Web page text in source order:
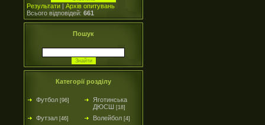
Результати | Архів опитувань
Всього відповідей: 661
Пошук
Категорії розділу
Футбол [96]
Яготинська
ДЮСШ [18]
Футзал [46] Волейбол [4]